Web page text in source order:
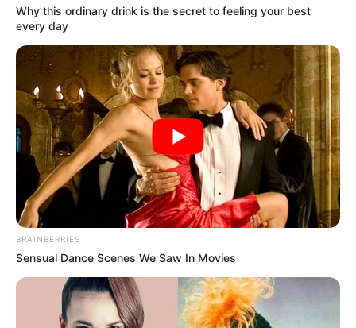
Why this ordinary drink is the secret to feeling your best
every day
BRAINBERRIES
Sensual Dance Scenes We Saw In Movies